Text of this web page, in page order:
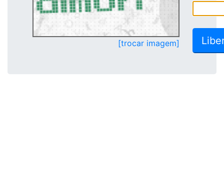
[trocar imagem]